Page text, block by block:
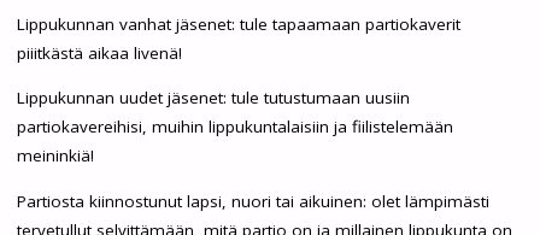
Lippukunnan vanhat jäsenet: tule tapaamaan partiokaverit
piiitkästä aikaa livenä!
Lippukunnan uudet jäsenet: tule tutustumaan uusiin
partiokavereihisi, muihin lippukuntalaisiin ja fiilistelemään
meininkiä!
Partiosta kiinnostunut lapsi, nuori tai aikuinen: olet lämpimästi
tervetullut selvittämään, mitä partio on ja millainen lippukunta on